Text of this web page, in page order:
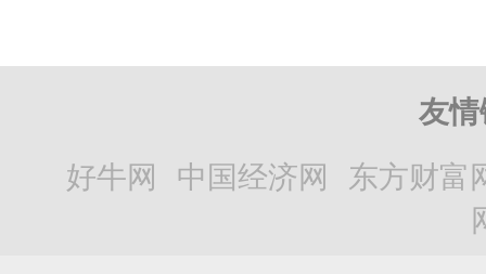
友
好牛网 中国经济网 东方财富